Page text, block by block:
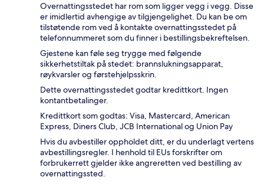
Overnattingsstedet har rom som ligger vegg i vegg. Disse
er imidlertid avhengige av tilgjengelighet. Du kan be om
tilstøtende rom ved å kontakte overnattingsstedet på
telefonnummeret som du finner i bestillingsbekreftelsen.
Gjestene kan føle seg trygge med følgende
sikkerhetstiltak på stedet: brannslukningsapparat,
røykvarsler og førstehjelpsskrin.
Dette overnattingsstedet godtar kredittkort. Ingen
kontantbetalinger.
Kredittkort som godtas: Visa, Mastercard, American
Express, Diners Club, JCB International og Union Pay
Hvis du avbestiller oppholdet ditt, er du underlagt vertens
avbestillingsregler. I henhold til EUs forskrifter om
forbrukerrett gjelder ikke angreretten ved bestilling av
overnattingssted.